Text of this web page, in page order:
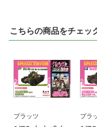
こちらの商品をチェッ
プラッツ プラ